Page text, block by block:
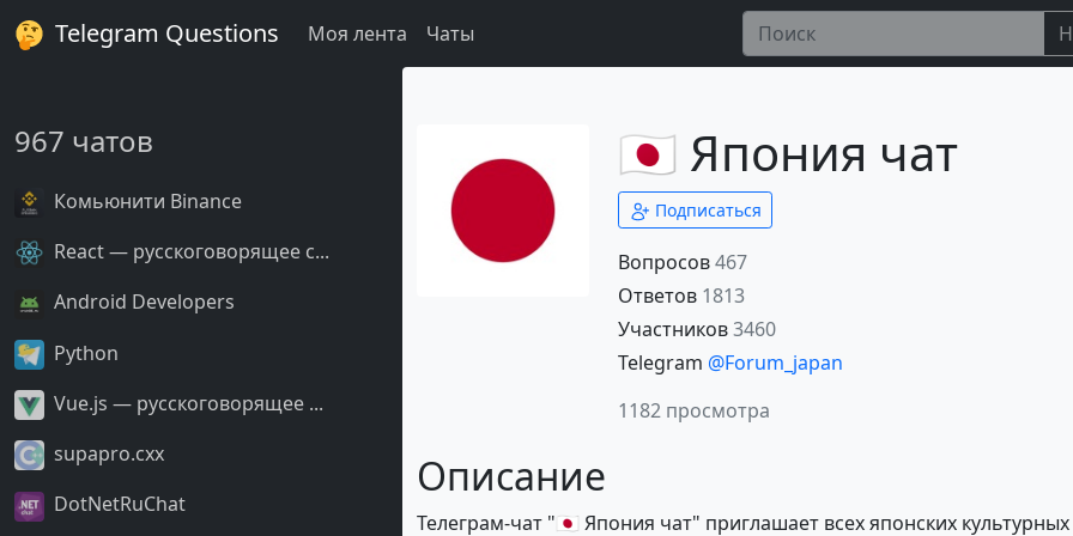
Telegram Questions Моя лента Чаты
967 чатов
Комьюнити Binance
React — русскоговорящее с...
Android Developers
Python
Vue.js — русскоговорящее ...
supapro.cxx
DotNetRuChat
🇯🇵 Япония чат
Подписаться
Вопросов467
Ответов 1813
Участников3460
Telegram @Forum_japan
1182 просмотра
Описание
Телеграм-чат "🇯🇵 Япония чат" приглашает всех японских культурных